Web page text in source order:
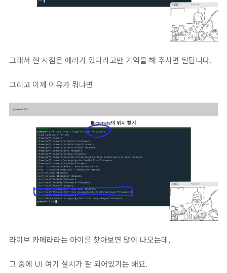
그래서 현 시점은 에러가 있다라고만 기억을 해 주시면 된답니다.
그리고 이제 이유가 뭐냐면
라이브 카메라라는 아이를 찾아보면 많이 나오는데,
그 중에 UI 여기 설치가 잘 되어있기는 해요.